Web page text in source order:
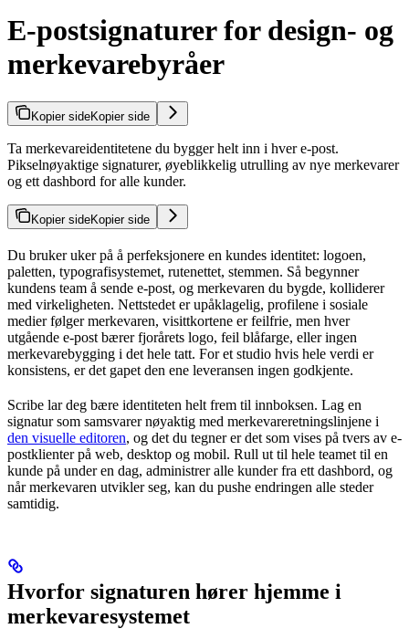
E-postsignaturer for design- og
merkevarebyråer
Kopier sideKopier side
Ta merkevareidentitetene du bygger helt inn i hver e-post.
Pikselnøyaktige signaturer, øyeblikkelig utrulling av nye merkevarer
og ett dashbord for alle kunder.
Kopier sideKopier side
Du bruker uker på å perfeksjonere en kundes identitet: logoen,
paletten, typografisystemet, rutenettet, stemmen. Så begynner
kundens team å sende e-post, og merkevaren du bygde, kolliderer
med virkeligheten. Nettstedet er upåklagelig, profilene i sosiale
medier følger merkevaren, visittkortene er feilfrie, men hver
utgående e-post bærer fjorårets logo, feil blåfarge, eller ingen
merkevarebygging i det hele tatt. For et studio hvis hele verdi er
konsistens, er det gapet den ene leveransen ingen godkjente.
Scribe lar deg bære identiteten helt frem til innboksen. Lag en
signatur som samsvarer nøyaktig med merkevareretningslinjene i
den visuelle editoren, og det du tegner er det som vises på tvers av e-
postklienter på web, desktop og mobil. Rull ut til hele teamet til en
kunde på under en dag, administrer alle kunder fra ett dashbord, og
når merkevaren utvikler seg, kan du pushe endringen alle steder
samtidig.
Hvorfor signaturen hører hjemme i
merkevaresystemet